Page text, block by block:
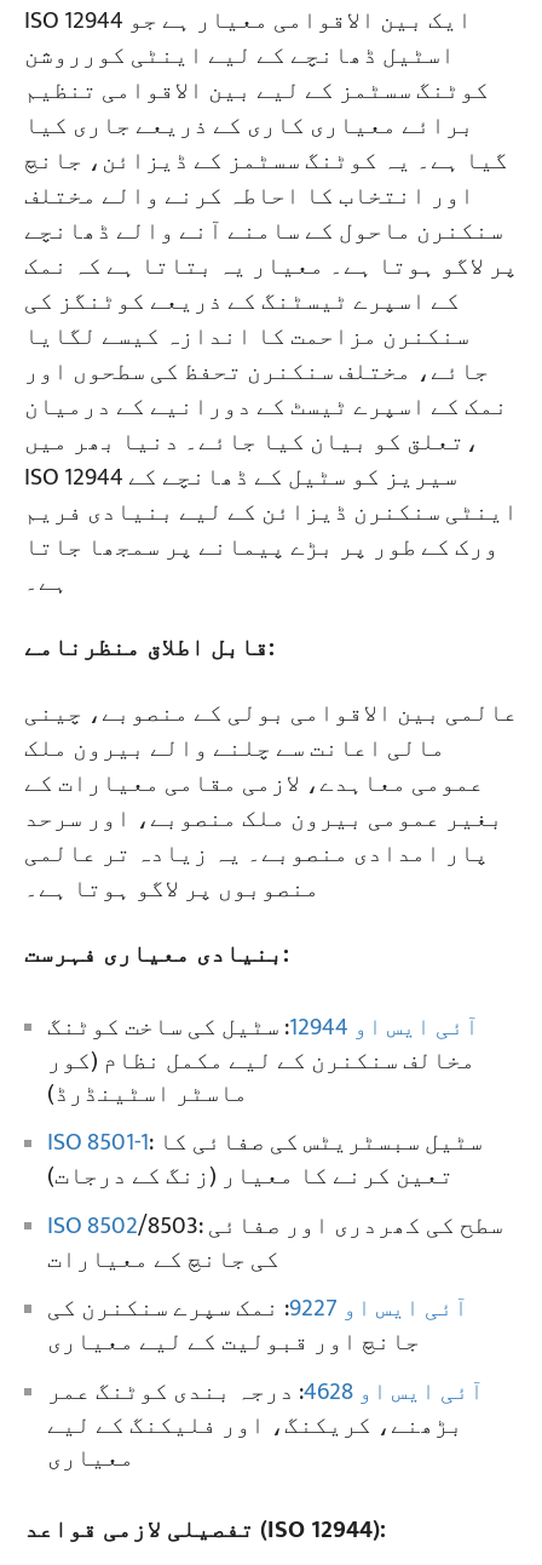
ISO 12944 ایک بین الاقوامی معیار ہے جو
اسٹیل ڈھانچے کے لیے اینٹی کورروشن
کوٹنگ سسٹمز کے لیے بین الاقوامی تنظیم
برائے معیاری کاری کے ذریعے جاری کیا
گیا ہے۔ یہ کوٹنگ سسٹمز کے ڈیزائن، جانچ
اور انتخاب کا احاطہ کرنے والے مختلف
سنکنرن ماحول کے سامنے آنے والے ڈھانچے
پر لاگو ہوتا ہے۔ معیار یہ بتاتا ہے کہ نمک
کے اسپرے ٹیسٹنگ کے ذریعے کوٹنگز کی
سنکنرن مزاحمت کا اندازہ کیسے لگایا
جائے، مختلف سنکنرن تحفظ کی سطحوں اور
نمک کے اسپرے ٹیسٹ کے دورانیے کے درمیان
تعلق کو بیان کیا جائے۔ دنیا بھر میں،
ISO 12944 سیریز کو سٹیل کے ڈھانچے کے
اینٹی سنکنرن ڈیزائن کے لیے بنیادی فریم
ورک کے طور پر بڑے پیمانے پر سمجھا جاتا
ہے۔
قابل اطلاق منظرنامے:
عالمی بین الاقوامی بولی کے منصوبے، چینی
مالی اعانت سے چلنے والے بیرون ملک
عمومی معاہدے، لازمی مقامی معیارات کے
بغیر عمومی بیرون ملک منصوبے، اور سرحد
پار امدادی منصوبے۔ یہ زیادہ تر عالمی
منصوبوں پر لاگو ہوتا ہے۔
بنیادی معیاری فہرست:
آئی ایس او 12944
: سٹیل کی ساخت کوٹنگ
مخالف سنکنرن کے لیے مکمل نظام (کور
ماسٹر اسٹینڈرڈ)
ISO 8501-1: سٹیل سبسٹریٹس کی صفائی کا
تعین کرنے کا معیار (زنگ کے درجات)
ISO 8502/8503: سطح کی کھردری اور صفائی
کی جانچ کے معیارات
آئی ایس او 9227
: نمک سپرے سنکنرن کی
جانچ اور قبولیت کے لیے معیاری
آئی ایس او 4628
: درجہ بندی کوٹنگ عمر
بڑھنے، کریکنگ، اور فلیکنگ کے لیے
معیاری
تفصیلی لازمی قواعد (ISO 12944):